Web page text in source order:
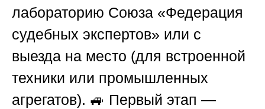
лабораторию Союза «Федерация
судебных экспертов» или с
выезда на место (для встроенной
техники или промышленных
агрегатов). 🚙 Первый этап —